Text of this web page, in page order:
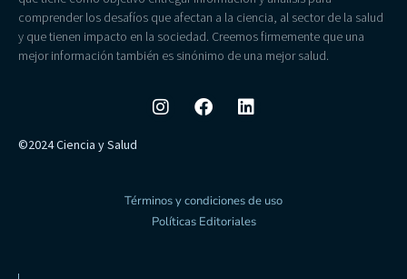
comprender los desafíos que afectan a la ciencia, al sector de la salud
y que tienen impacto en la sociedad. Creemos firmemente que una
mejor información también es sinónimo de una mejor salud.
©2024 Ciencia y Salud
Términos y condiciones de uso
Políticas Editoriales